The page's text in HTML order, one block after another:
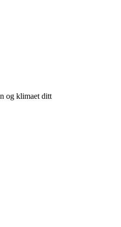
og klimaet ditt